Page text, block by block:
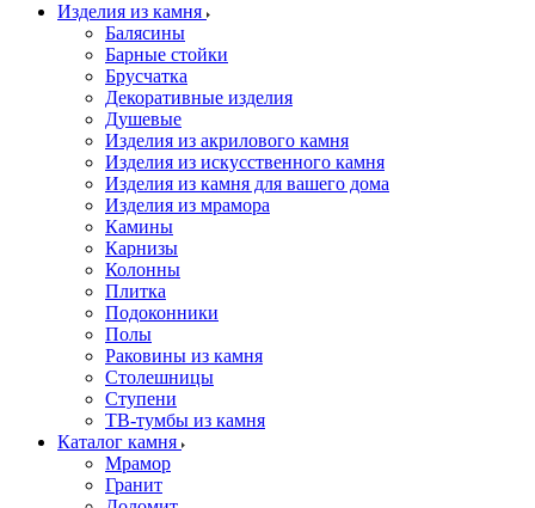
Изделия из камня
Балясины
Барные стойки
Брусчатка
Декоративные изделия
Душевые
Изделия из акрилового камня
Изделия из искусственного камня
Изделия из камня для вашего дома
Изделия из мрамора
Камины
Карнизы
Колонны
Плитка
Подоконники
Полы
Раковины из камня
Столешницы
Ступени
ТВ-тумбы из камня
Каталог камня
Мрамор
Гранит